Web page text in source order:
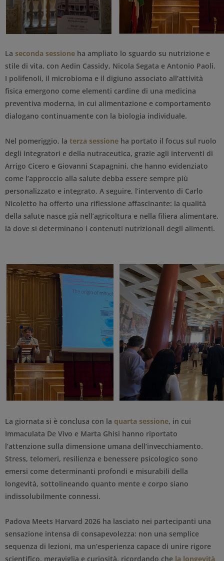
La seconda sessione ha ampliato lo sguardo su nutrizione e
stile di vita, con Aedin Cassidy, Nicola Segata e Antonio Paoli.
I polifenoli, il microbioma e il digiuno associato all’attività
fisica emergono come elementi cardine di una medicina
preventiva moderna, in cui alimentazione e comportamento
dialogano continuamente con la biologia individuale.
Nel pomeriggio, la terza sessione ha portato il focus sul ruolo
degli integratori e della nutraceutica, grazie agli interventi di
Arrigo Cicero e Giovanni Scapagnini, che hanno evidenziato
come l’approccio alla salute debba essere sempre più
personalizzato e integrato. A seguire, l’intervento di Carlo
Nicoletto ha offerto una riflessione affascinante: la qualità
della salute nasce già nell’agricoltura e nella filiera alimentare,
là dove si determinano i contenuti nutrizionali degli alimenti.
La giornata si è conclusa con la quarta sessione, in cui
Immaculata De Vivo e Marta Ghisi hanno riportato
l’attenzione sulla dimensione umana dell’invecchiamento.
Stress, telomeri, resilienza e benessere psicologico sono
emersi come determinanti profondi e misurabili della
longevità, sottolineando quanto mente e corpo siano
indissolubilmente connessi.
Padova Meets Harvard 2026 ha lasciato nei partecipanti una
sensazione intensa di consapevolezza: non una semplice
sequenza di lezioni, ma un’esperienza capace di unire rigore
scientifico, meraviglia e curiosità, ricordando che la longevità